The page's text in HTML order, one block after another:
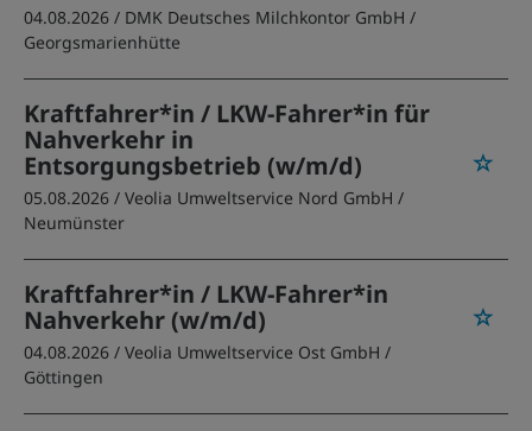
04.08.2026 / DMK Deutsches Milchkontor GmbH /
Georgsmarienhütte
Kraftfahrer*in / LKW-Fahrer*in für
Nahverkehr in
Entsorgungsbetrieb (w/m/d)
05.08.2026 / Veolia Umweltservice Nord GmbH /
Neumünster
Kraftfahrer*in / LKW-Fahrer*in
Nahverkehr (w/m/d)
04.08.2026 / Veolia Umweltservice Ost GmbH /
Göttingen